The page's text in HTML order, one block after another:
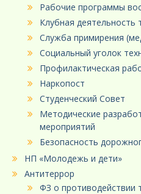
Рабочие программы
Клубная деятельность
Служба примирения
Социальный уголок
Профилактическая
Наркопост
Студенческий Совет
Методические
мероприятий
Безопасность
НП «Молодежь и дети»
Антитеррор
ФЗ о противодействии